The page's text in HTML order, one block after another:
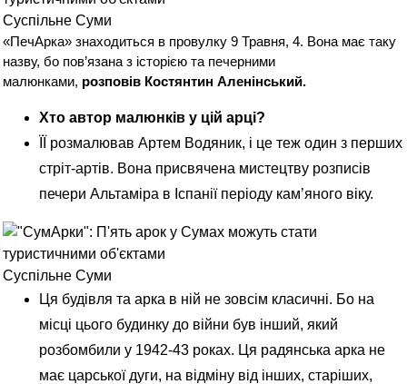
Суспільне Суми
«ПечАрка» знаходиться в провулку 9 Травня, 4. Вона має таку
назву, бо пов’язана з історією та печерними
малюнками, розповів Костянтин Аленінський.
Хто автор малюнків у цій арці?
ЇЇ розмалював Артем Водяник, і це теж один з перших
стріт-артів. Вона присвячена мистецтву розписів
печери Альтаміра в Іспанії періоду кам’яного віку.
Суспільне Суми
Ця будівля та арка в ній не зовсім класичні. Бо на
місці цього будинку до війни був інший, який
розбомбили у 1942-43 роках. Ця радянська арка не
має царської дуги, на відміну від інших, старіших,